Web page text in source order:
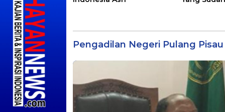
Pengadilan Negeri Pulang Pisau